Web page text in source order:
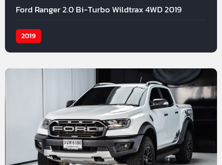
Ford Ranger 2.0 Bi-Turbo Wildtrax 4WD 2019
2019